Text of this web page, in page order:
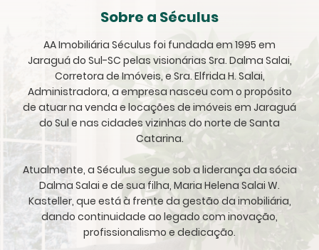
Sobre a Séculus
AA Imobiliária Séculus foi fundada em 1995 em
Jaraguá do Sul-SC pelas visionárias Sra. Dalma Salai,
Corretora de Imóveis, e Sra. Elfrida H. Salai,
Administradora, a empresa nasceu com o propósito
de atuar na venda e locações de imóveis em Jaraguá
do Sul e nas cidades vizinhas do norte de Santa
Catarina.
Atualmente, a Séculus segue sob a liderança da sócia
Dalma Salai e de sua filha, Maria Helena Salai W.
Kasteller, que está à frente da gestão da imobiliária,
dando continuidade ao legado com inovação,
profissionalismo e dedicação.